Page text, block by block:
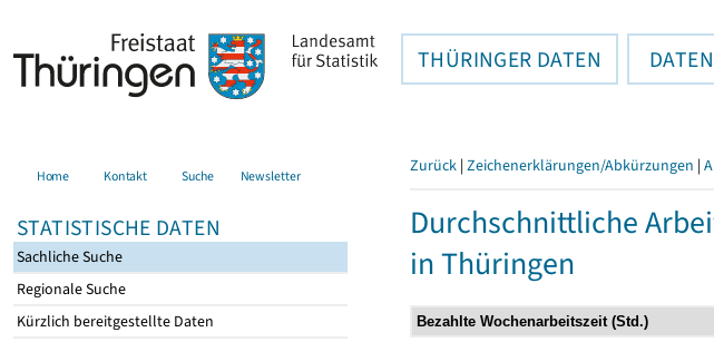
THÜRINGER DATEN
Home Kontakt Suche Newsletter
STATISTISCHE DATEN
Sachliche Suche
Regionale Suche
Kürzlich bereitgestellte Daten
Zurück | Zeichenerklärungen/Abkürzungen |
Durchschnittliche
in Thüringen